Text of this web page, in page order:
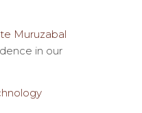
Muruzabal
in our